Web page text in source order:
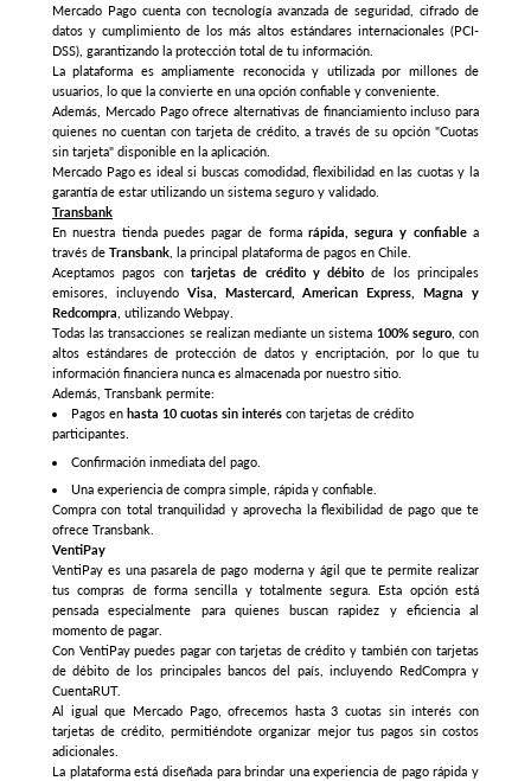
Mercado Pago cuenta con tecnología avanzada de seguridad, cifrado de
datos y cumplimiento de los más altos estándares internacionales (PCI-
DSS), garantizando la protección total de tu información.
La plataforma es ampliamente reconocida y utilizada por millones de
usuarios, lo que la convierte en una opción confiable y conveniente.
Además, Mercado Pago ofrece alternativas de financiamiento incluso para
quienes no cuentan con tarjeta de crédito, a través de su opción "Cuotas
sin tarjeta" disponible en la aplicación.
Mercado Pago es ideal si buscas comodidad, flexibilidad en las cuotas y la
garantía de estar utilizando un sistema seguro y validado.
Transbank
En nuestra tienda puedes pagar de forma rápida, segura y confiablea
través de Transbank , la principal plataforma de pagos en Chile.
Aceptamos pagos con tarjetas de crédito y débito de los principales
emisores, incluyendo Visa, Mastercard, American Express, Magna y
Redcompra , utilizando Webpay.
Todas las transacciones se realizan mediante un sistema 100% seguro, con
altos estándares de protección de datos y encriptación, por lo que tu
información financiera nunca es almacenada por nuestro sitio.
Además, Transbank permite:
Pagos en hasta 10 cuotas sin interés con tarjetas de crédito
participantes.
Confirmación inmediata del pago.
Una experiencia de compra simple, rápida y confiable.
Compra con total tranquilidad y aprovecha la flexibilidad de pago que te
ofrece Transbank.
VentiPay
VentiPay es una pasarela de pago moderna y ágil que te permite realizar
tus compras de forma sencilla y totalmente segura. Esta opción está
pensada especialmente para quienes buscan rapidez y eficiencia al
momento de pagar.
Con VentiPay puedes pagar con tarjetas de crédito y también con tarjetas
de débito de los principales bancos del país, incluyendo RedCompra y
CuentaRUT.
Al igual que Mercado Pago, ofrecemos hasta 3 cuotas sin interés con
tarjetas de crédito, permitiéndote organizar mejor tus pagos sin costos
adicionales.
La plataforma está diseñada para brindar una experiencia de pago rápida y